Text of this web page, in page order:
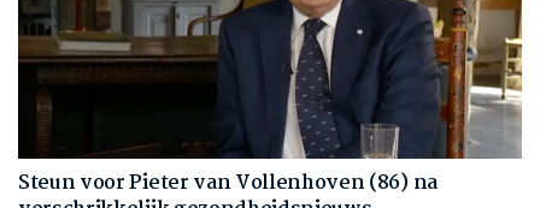
Steun voor Pieter van Vollenhoven (86) na